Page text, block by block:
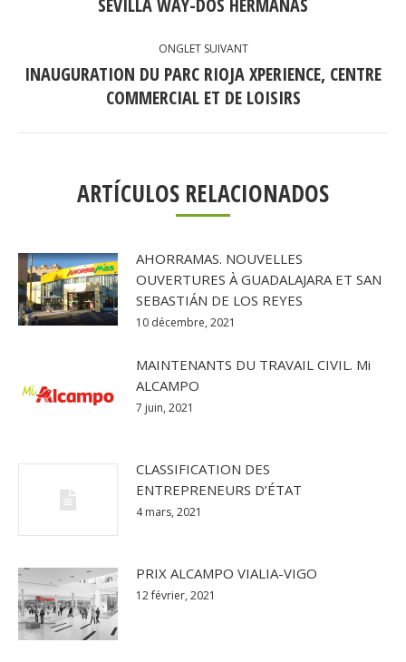
COMMENTAIRE précédent
SEVILLA WAY-DOS HERMANAS
ONGLET SUIVANT
Onglet
suivant
INAUGURATION DU PARC RIOJA XPERIENCE, CENTRE
COMMERCIAL ET DE LOISIRS
ARTÍCULOS RELACIONADOS
AHORRAMAS. NOUVELLES
OUVERTURES À GUADALAJARA ET SAN
SEBASTIÁN DE LOS REYES
10 décembre, 2021
MAINTENANTS DU TRAVAIL CIVIL. Mi
ALCAMPO
7 juin, 2021
CLASSIFICATION DES
ENTREPRENEURS D’ÉTAT
4 mars, 2021
PRIX ALCAMPO VIALIA-VIGO
12 février, 2021